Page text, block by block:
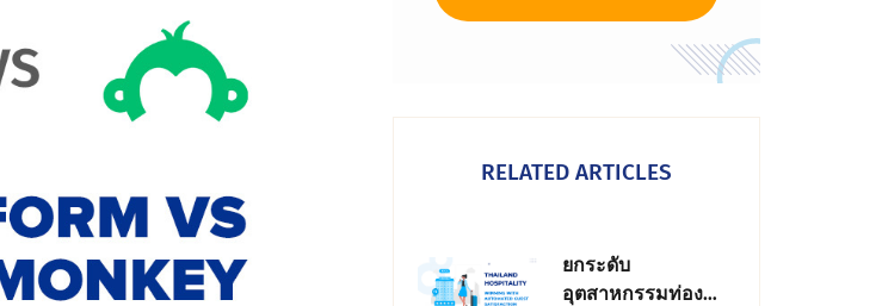
RELATED ARTICLES
ยกระดับ
อุตสาหกรรมท่อง